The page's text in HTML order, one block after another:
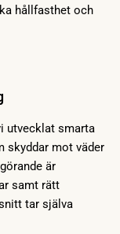
hållfasthet och
utvecklat smarta
skyddar mot väder
är
samt rätt
tar själva